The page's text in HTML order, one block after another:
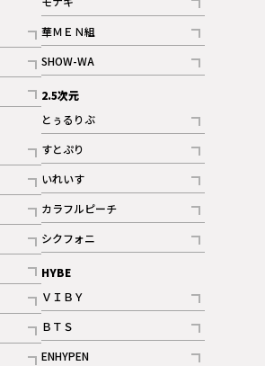
記事
華ＭＥＮ組
記事
SHOW-WA
記事
2.5次元
とぅるりぶ
記事
すとぷり
記事
ギャラリー
いれいす
記事
ギャラリー
カラフルピーチ
記事
シクフォニ
記事
HYBE
ＶＩＢＹ
記事
ＢＴＳ
記事
ENHYPEN